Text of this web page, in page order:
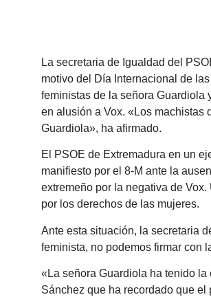
La secretaria de Igualdad del
motivo del Día Internacional de
feministas de la señora Guardiola
en alusión a Vox. «Los machistas
Guardiola», ha afirmado.
El PSOE de Extremadura en un
manifiesto por el 8-M ante la
extremeño por la negativa de
por los derechos de las mujeres.
Ante esta situación, la secretaria
feminista, no podemos firmar con
«La señora Guardiola ha tenido
Sánchez que ha recordado que